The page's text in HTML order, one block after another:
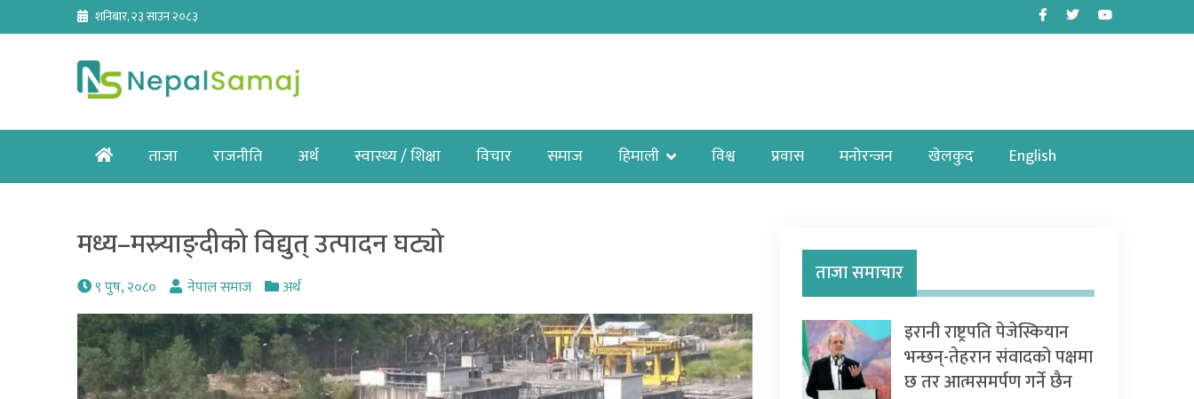
content
शनिबार, २३ साउन २०८३ Facebook
TwitterYoutube
Homeताजा राजनीति अर्थ स्वास्थ्य / शिक्षा विचार समाज हिमाली विश्व प्रवास मनोरन्जन खेलकुद English
मध्य–मस्र्याङ्दीको विद्युत् उत्पादन घट्यो
९ पुष, २०८० नेपाल समाज अर्थ
ताजा समाचार
इरानी राष्ट्रपति पेजेस्कियान
भन्छन्-तेहरान संवादको पक्षमा
छ तर आत्मसमर्पण गर्ने छैन